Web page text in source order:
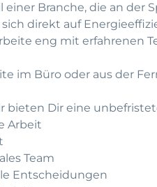
einer Branche, die an
direkt auf
eng mit erfahrenen
im Büro oder aus der
bieten Dir eine
Arbeit
Team
Entscheidungen